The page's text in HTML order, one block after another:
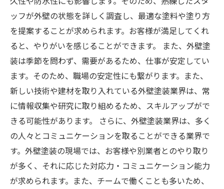
ッフが外壁の状態を詳しく調査し、最適な塗料や塗り方
を提案することが求められます。お客様が満足してくれ
ると、やりがいを感じることができます。 また、外壁塗
装は季節を問わず、需要があるため、仕事が安定してい
ます。そのため、職場の安定性にも繋がります。また、
新しい技術や建材を取り入れている外壁塗装業界は、常
に情報収集や研究に取り組めるため、スキルアップがで
きる可能性があります。 さらに、外壁塗装業界は、多く
の人々とコミュニケーションを取ることができる業界で
す。外壁塗装の現場では、お客様や別業者とのやり取り
が多く、それに応じた対応力・コミュニケーション能力
が求められます。また、チームで働くことも多いため、